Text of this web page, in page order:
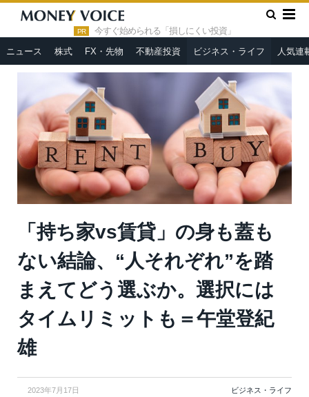
PR 今すぐ始められる「損しにくい投資」
ニュース 株式 FX・先物 不動産投資 ビジネス・ライフ 人気連
HOME » ビジネス・ライフ
「持ち家vs賃貸」の身も蓋もない
結論、“人それぞれ”を踏まえてどう選ぶか。選択にはタイムリミット
「持ち家vs賃貸」の身も蓋も
ない結論、“人それぞれ”を踏
まえてどう選ぶか。選択には
タイムリミットも＝午堂登紀
雄
2023年7月17日 ビジネス・ライフ